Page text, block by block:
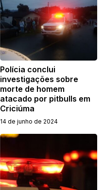
Polícia conclui
investigações sobre
morte de homem
atacado por pitbulls em
Criciúma
14 de junho de 2024